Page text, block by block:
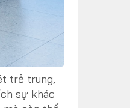
trẻ trung,
sự khác